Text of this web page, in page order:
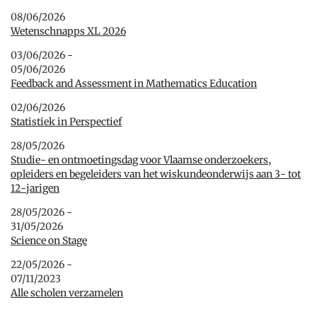
08/06/2026
Wetenschnapps XL 2026
03/06/2026 -
05/06/2026
Feedback and Assessment in Mathematics Education
02/06/2026
Statistiek in Perspectief
28/05/2026
Studie- en ontmoetingsdag voor Vlaamse onderzoekers,
opleiders en begeleiders van het wiskundeonderwijs aan 3- tot
12-jarigen
28/05/2026 -
31/05/2026
Science on Stage
22/05/2026 -
07/11/2023
Alle scholen verzamelen